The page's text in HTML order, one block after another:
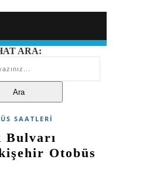
ARA:
SAATLERI
Bulvarı
Otobüs